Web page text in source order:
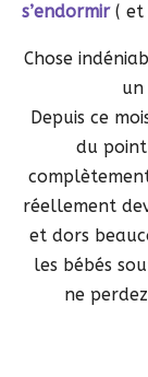
s’endormir( et
Chose
un
Depuis ce
du
réellement
et dors
les bébés
ne